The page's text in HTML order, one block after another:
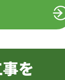
を